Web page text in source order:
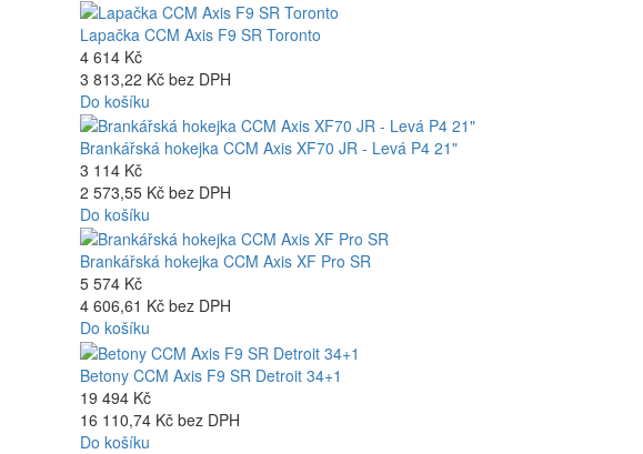
Lapačka CCM Axis F9 SR Toronto
4 614 Kč
3 813,22 Kč bez DPH
Do košíku
Brankářská hokejka CCM Axis XF70 JR - Levá P4 21"
3 114 Kč
2 573,55 Kč bez DPH
Do košíku
Brankářská hokejka CCM Axis XF Pro SR
5 574 Kč
4 606,61 Kč bez DPH
Do košíku
Betony CCM Axis F9 SR Detroit 34+1
19 494 Kč
16 110,74 Kč bez DPH
Do košíku